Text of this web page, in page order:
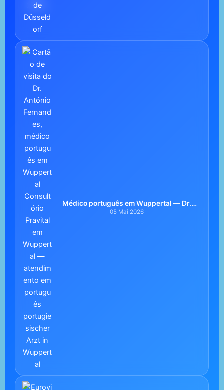
Médico português em Wuppertal — Dr.
António Fernandes
05 Mai 2026